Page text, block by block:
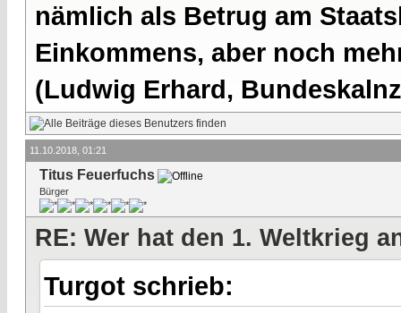
nämlich als Betrug am
Einkommens, aber noch
(Ludwig Erhard,
11.10.2018, 01:21
Titus Feuerfuchs
Bürger
RE: Wer hat den 1. Weltkrieg
Turgot schrieb: